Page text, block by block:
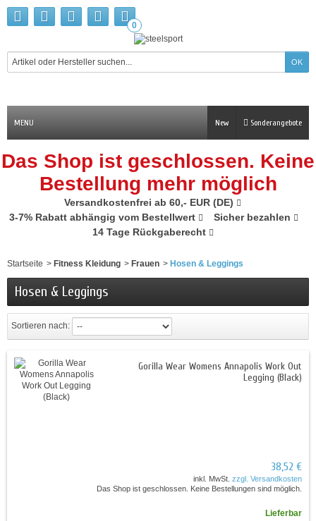
0
MENU Sonderangebote
New
Das Shop ist geschlossen. Keine
Bestellung mehr möglich
Versandkostenfrei ab 60,- EUR (DE)
3-7% Rabatt abhängig vom Bestellwert
Sicher bezahlen
14 Tage Rückgaberecht
Startseite > Fitness Kleidung > Frauen > Hosen & Leggings
Hosen & Leggings
Sortieren nach:
Gorilla Wear Womens Annapolis Work Out
Legging (Black)
38,52 €
inkl. MwSt. zzgl. Versandkosten
Das Shop ist geschlossen. Keine Bestellungen sind möglich.
Lieferbar